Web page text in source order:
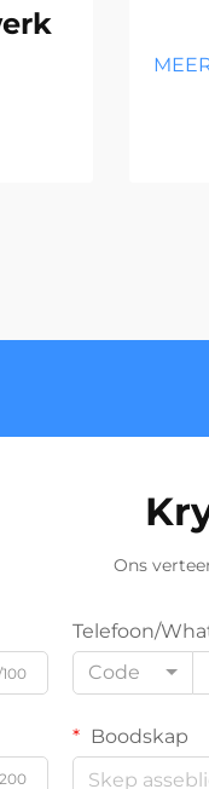
Ons
Telefoon/
Code
Boodskap